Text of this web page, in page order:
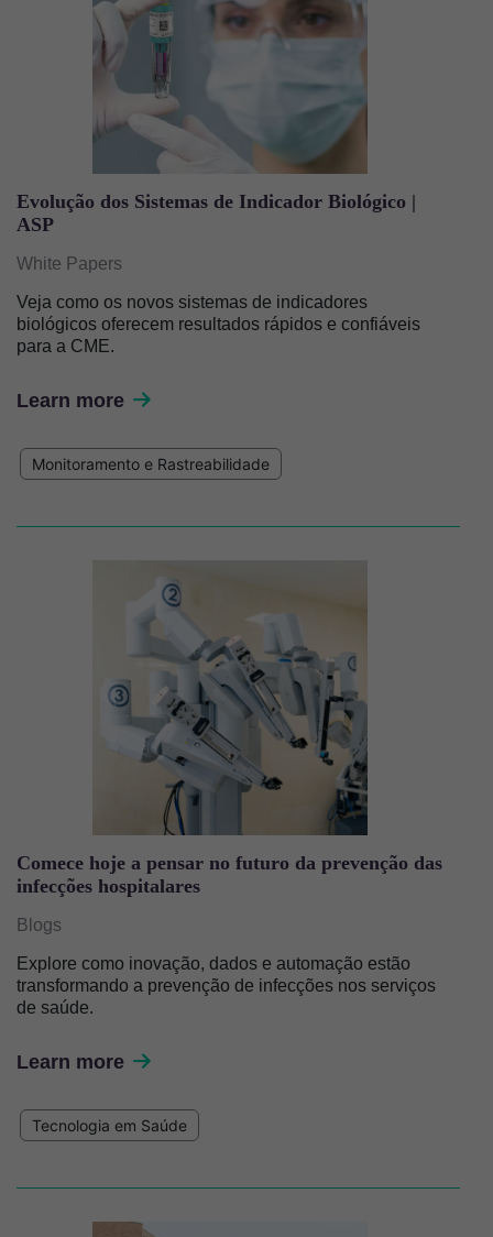
Evolução dos Sistemas de Indicador Biológico |
ASP
White Papers
Veja como os novos sistemas de indicadores
biológicos oferecem resultados rápidos e confiáveis
para a CME.
Learn more
Monitoramento e Rastreabilidade
Comece hoje a pensar no futuro da prevenção das
infecções hospitalares
Blogs
Explore como inovação, dados e automação estão
transformando a prevenção de infecções nos serviços
de saúde.
Learn more
Tecnologia em Saúde